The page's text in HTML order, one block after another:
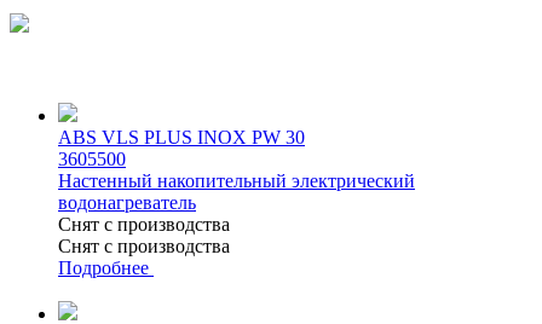
ABS VLS PLUS INOX PW 30
3605500
Настенный накопительный электрический
водонагреватель
Снят с производства
Снят с производства
Подробнее